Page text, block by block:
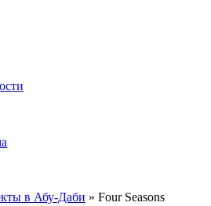
в Абу-Даби » Four Seasons